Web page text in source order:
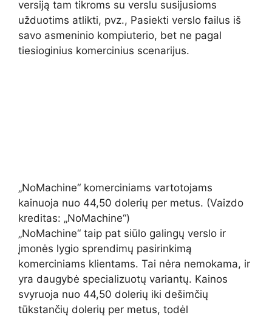
versiją tam tikroms su verslu susijusioms
užduotims atlikti, pvz., Pasiekti verslo failus iš
savo asmeninio kompiuterio, bet ne pagal
tiesioginius komercinius scenarijus.
„NoMachine“ komerciniams vartotojams
kainuoja nuo 44,50 dolerių per metus. (Vaizdo
kreditas: „NoMachine“)
„NoMachine“ taip pat siūlo galingų verslo ir
įmonės lygio sprendimų pasirinkimą
komerciniams klientams. Tai nėra nemokama, ir
yra daugybė specializuotų variantų. Kainos
svyruoja nuo 44,50 dolerių iki dešimčių
tūkstančių dolerių per metus, todėl